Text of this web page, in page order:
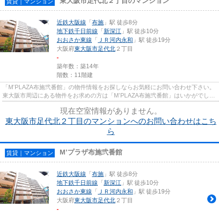
近鉄大阪線 「布施 」駅 徒歩8分
地下鉄千日前線 「新深江 」駅 徒歩10分
おおさか東線 「 ＪＲ河内永和 」駅 徒歩19分
大阪府東大阪市足代北 ２丁目
-
築年数：築14年
階数：11階建
「M’PLAZA布施弐番館」の物件情報をお探しならお気軽にお問い合わせ下さい。
東大阪市周辺にある物件をお求めの方は「M’PLAZA布施弐番館」はいかがでしょ
うか。共用部には敷地内ごみ置...
現在空室情報がありません。
東大阪市足代北２丁目のマンションへのお問い合わせはこち
ら
賃貸｜マンション M’プラザ布施弐番館
近鉄大阪線 「布施 」駅 徒歩8分
地下鉄千日前線 「新深江 」駅 徒歩10分
おおさか東線 「 ＪＲ河内永和 」駅 徒歩19分
大阪府東大阪市足代北 ２丁目
-